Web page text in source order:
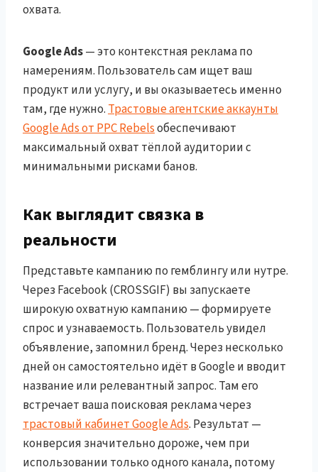
охвата.
Google Ads— это контекстная реклама по
намерениям. Пользователь сам ищет ваш
продукт или услугу, и вы оказываетесь именно
там, где нужно. Трастовые агентские аккаунты
Google Ads от PPC Rebelsобеспечивают
максимальный охват тёплой аудитории с
минимальными рисками банов.
Как выглядит связка в
реальности
Представьте кампанию по гемблингу или нутре.
Через Facebook (CROSSGIF) вы запускаете
широкую охватную кампанию — формируете
спрос и узнаваемость. Пользователь увидел
объявление, запомнил бренд. Через несколько
дней он самостоятельно идёт в Google и вводит
название или релевантный запрос. Там его
встречает ваша поисковая реклама через
трастовый кабинет Google Ads. Результат —
конверсия значительно дороже, чем при
использовании только одного канала, потому